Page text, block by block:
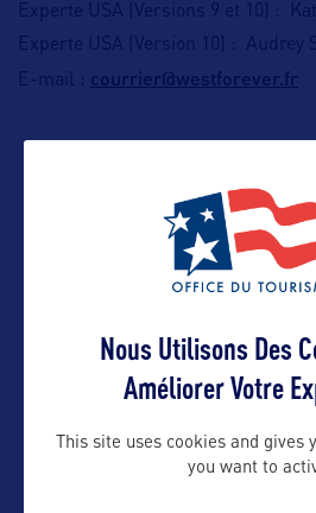
Experte USA (Versions 9 et 10) :
Experte USA (Version 10) : Audrey
E-mail : courrier@westforever.fr
ALLEZ
Suivre
Nous Utilisons Des
Améliorer Votre
This site uses cookies and gives
you want to